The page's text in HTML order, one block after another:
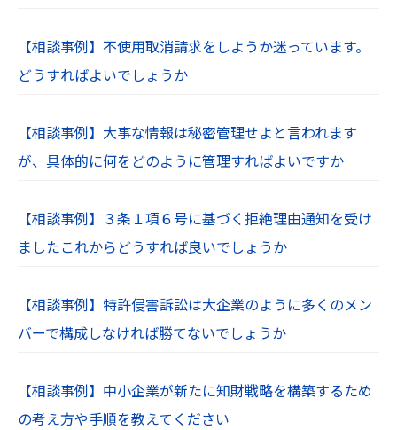
【相談事例】不使用取消請求をしようか迷っています。
どうすればよいでしょうか
【相談事例】大事な情報は秘密管理せよと言われます
が、具体的に何をどのように管理すればよいですか
【相談事例】３条１項６号に基づく拒絶理由通知を受け
ましたこれからどうすれば良いでしょうか
【相談事例】特許侵害訴訟は大企業のように多くのメン
バーで構成しなければ勝てないでしょうか
【相談事例】中小企業が新たに知財戦略を構築するため
の考え方や手順を教えてください